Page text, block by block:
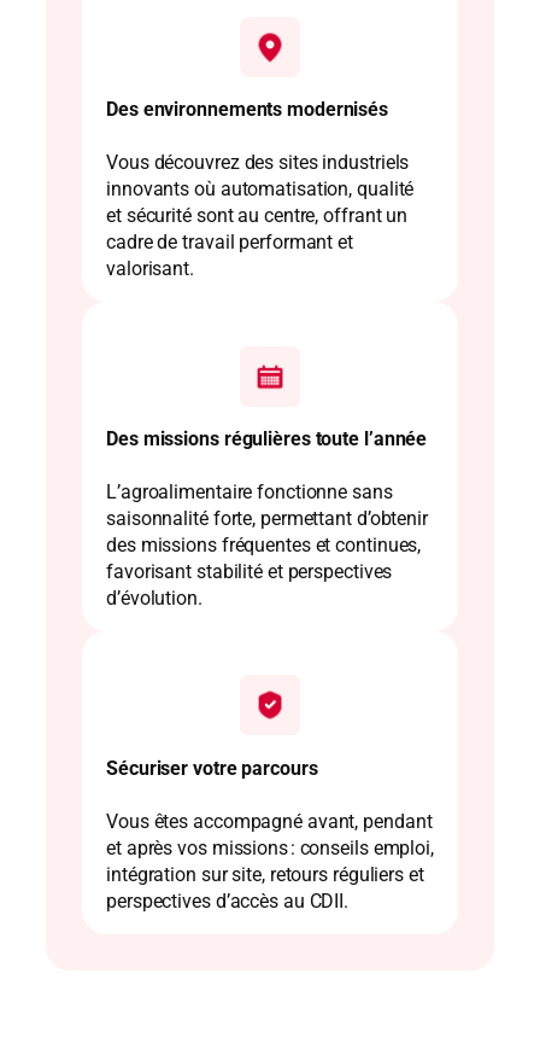
Des environnements modernisés
Vous découvrez des sites industriels
innovants où automatisation, qualité
et sécurité sont au centre, offrant un
cadre de travail performant et
valorisant.
Des missions régulières toute l’année
L’agroalimentaire fonctionne sans
saisonnalité forte, permettant d’obtenir
des missions fréquentes et continues,
favorisant stabilité et perspectives
d’évolution.
Sécuriser votre parcours
Vous êtes accompagné avant, pendant
et après vos missions : conseils emploi,
intégration sur site, retours réguliers et
perspectives d’accès au CDII.